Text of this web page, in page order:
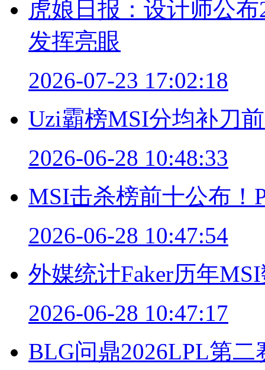
虎娘日报：设计师公
发挥亮眼
2026-07-23 17:02:18
Uzi霸榜MSI分均补刀
2026-06-28 10:48:33
MSI击杀榜前十公布！
2026-06-28 10:47:54
外媒统计Faker历年
2026-06-28 10:47:17
BLG问鼎2026LPL第二